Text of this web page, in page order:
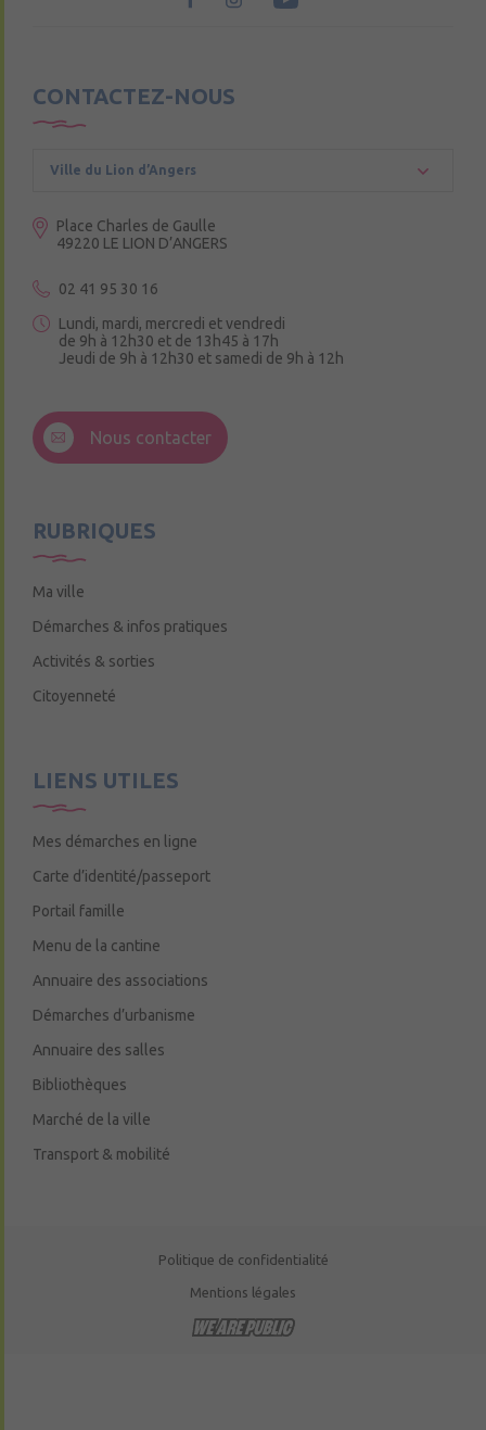
CONTACTEZ-NOUS
Ville du Lion d’Angers
Place Charles de Gaulle
49220 LE LION D’ANGERS
02 41 95 30 16
Lundi, mardi, mercredi et vendredi
de 9h à 12h30 et de 13h45 à 17h
Jeudi de 9h à 12h30 et samedi de 9h à 12h
49220 Andigné
Nous contacter
RUBRIQUES
Ma ville
Démarches & infos pratiques
Activités & sorties
Citoyenneté
LIENS UTILES
Mes démarches en ligne
Carte d’identité/passeport
Portail famille
Menu de la cantine
Annuaire des associations
Démarches d’urbanisme
Annuaire des salles
Bibliothèques
Marché de la ville
Transport & mobilité
Politique de confidentialité
Mentions légales